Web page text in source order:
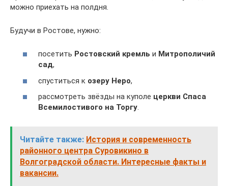
можно приехать на полдня.
Будучи в Ростове, нужно:
посетить Ростовский кремль и Митрополичий
сад,
спуститься к озеру Неро,
рассмотреть звёзды на куполе церкви Спаса
Всемилостивого на Торгу.
Читайте также: История и современность
районного центра Суровикино в
Волгоградской области. Интересные факты и
вакансии.